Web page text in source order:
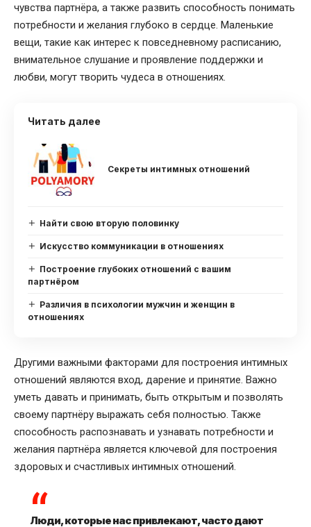
чувства партнёра, а также развить способность понимать
потребности и желания глубоко в сердце. Маленькие
вещи, такие как интерес к повседневному расписанию,
внимательное слушание и проявление поддержки и
любви, могут творить чудеса в отношениях.
Читать далее
Секреты интимных отношений
Найти свою вторую половинку
Искусство коммуникации в отношениях
Построение глубоких отношений с вашим
партнёром
Различия в психологии мужчин и женщин в
отношениях
Другими важными факторами для построения интимных
отношений являются вход, дарение и принятие. Важно
уметь давать и принимать, быть открытым и позволять
своему партнёру выражать себя полностью. Также
способность распознавать и узнавать потребности и
желания партнёра является ключевой для построения
здоровых и счастливых интимных отношений.
Люди, которые нас привлекают, часто дают